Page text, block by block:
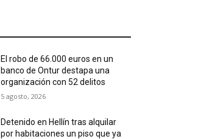
El robo de 66.000 euros en un
banco de Ontur destapa una
organización con 52 delitos
5 agosto, 2026
Detenido en Hellín tras alquilar
por habitaciones un piso que ya